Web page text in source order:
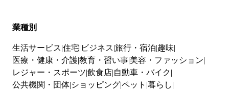
業種別
生活サービス 住宅 ビジネス 旅行・宿泊 趣味
医療・健康・介護教育・習い事 美容・ファッション
レジャー・スポーツ 飲食店 自動車・バイク
公共機関・団体 ショッピングペット 暮らし